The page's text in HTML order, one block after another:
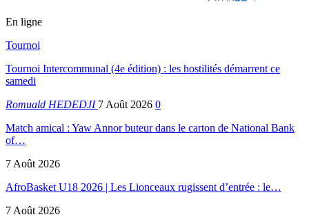
En ligne
Tournoi
Tournoi Intercommunal (4e édition) : les hostilités démarrent ce
samedi
Romuald HEDEDJI 7 Août 2026 0
Match amical : Yaw Annor buteur dans le carton de National Bank
of…
7 Août 2026
AfroBasket U18 2026 | Les Lionceaux rugissent d’entrée : le…
7 Août 2026